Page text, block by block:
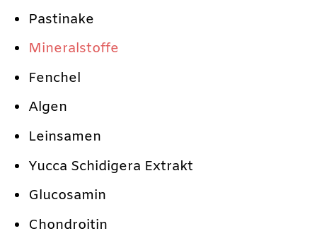
Pastinake
Mineralstoffe
Fenchel
Algen
Leinsamen
Yucca Schidigera Extrakt
Glucosamin
Chondroitin